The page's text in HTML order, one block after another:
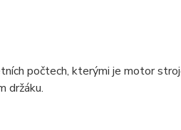
počtech, kterými je motor
držáku.